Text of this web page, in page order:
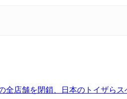
全店舗を閉鎖、日本のトイザらス